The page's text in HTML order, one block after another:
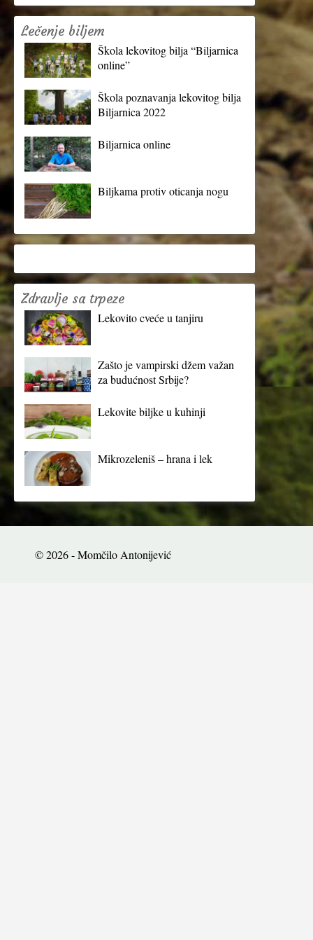
Lečenje biljem
Škola lekovitog bilja “Biljarnica
online”
Škola poznavanja lekovitog bilja
Biljarnica 2022
Biljarnica online
Biljkama protiv oticanja nogu
Zdravlje sa trpeze
Lekovito cveće u tanjiru
Zašto je vampirski džem važan
za budućnost Srbije?
Lekovite biljke u kuhinji
Mikrozeleniš – hrana i lek
© 2026 - Momčilo Antonijević